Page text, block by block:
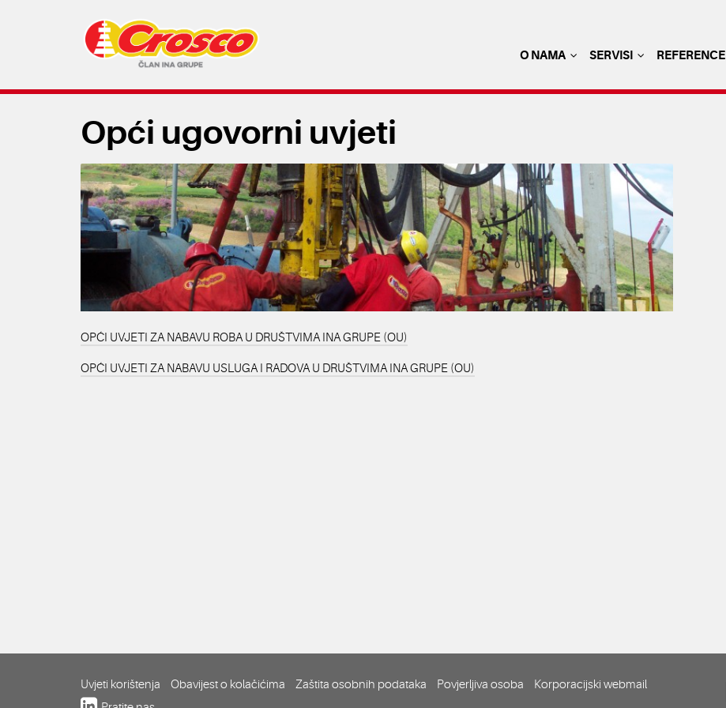
O NAMA SERVISI REFERENCE
Opći ugovorni uvjeti
OPĆI UVJETI ZA NABAVU ROBA U DRUŠTVIMA INA GRUPE (OU)
OPĆI UVJETI ZA NABAVU USLUGA I RADOVA U DRUŠTVIMA INA GRUPE (OU)
Uvjeti korištenja Obavijest o kolačićima Zaštita osobnih podataka Povjerljiva osoba
Korporacijski webmail